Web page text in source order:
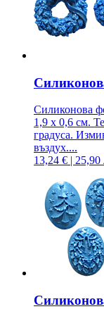
Силиконова
1,9 x 0,6 см.
градуса.
въздух....
13,24 € | 25,90